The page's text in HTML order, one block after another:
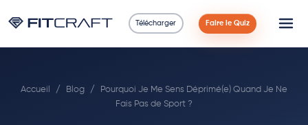
Télécharger Faire le Quiz
Guides
Accueil / Blog /
Pourquoi Je Me Sens Déprimé(e) Quand Je Ne
Fais Pas de Sport ?